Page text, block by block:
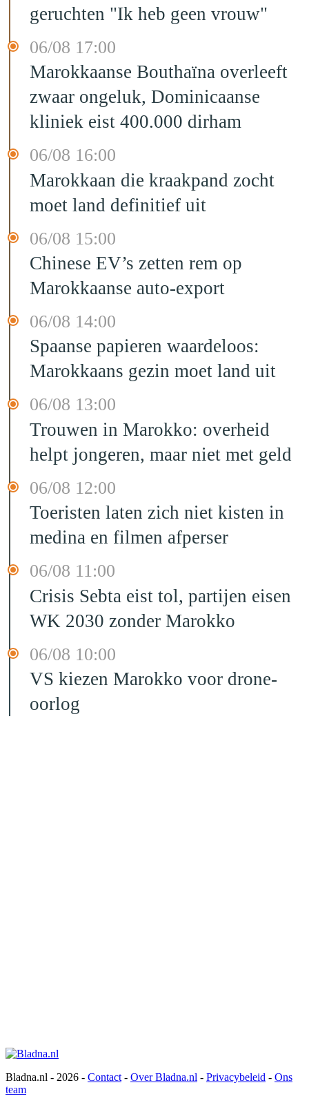
geruchten "Ik heb geen vrouw"
06/08 17:00
Marokkaanse Bouthaïna overleeft
zwaar ongeluk, Dominicaanse
kliniek eist 400.000 dirham
06/08 16:00
Marokkaan die kraakpand zocht
moet land definitief uit
06/08 15:00
Chinese EV’s zetten rem op
Marokkaanse auto-export
06/08 14:00
Spaanse papieren waardeloos:
Marokkaans gezin moet land uit
06/08 13:00
Trouwen in Marokko: overheid
helpt jongeren, maar niet met geld
06/08 12:00
Toeristen laten zich niet kisten in
medina en filmen afperser
06/08 11:00
Crisis Sebta eist tol, partijen eisen
WK 2030 zonder Marokko
06/08 10:00
VS kiezen Marokko voor drone-
oorlog
Bladna.nl - 2026 - Contact - Over Bladna.nl - Privacybeleid - Ons
team